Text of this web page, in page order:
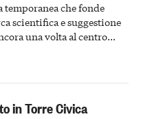
temporanea che fonde
scientifica e suggestione
una volta al centro
del passato astigiano
in Torre Civica